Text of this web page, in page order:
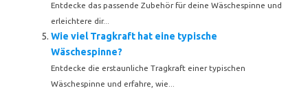
Entdecke das passende Zubehör für deine Wäschespinne und
erleichtere dir...
Wie viel Tragkraft hat eine typische
Wäschespinne?
Entdecke die erstaunliche Tragkraft einer typischen
Wäschespinne und erfahre, wie...